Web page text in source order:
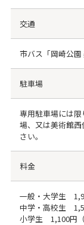
交通
市バス「岡崎公
駐車場
専用駐車場には
場、又は美術館
さい。
料金
一般・大学生
中学・高校生
小学生 1,100円（